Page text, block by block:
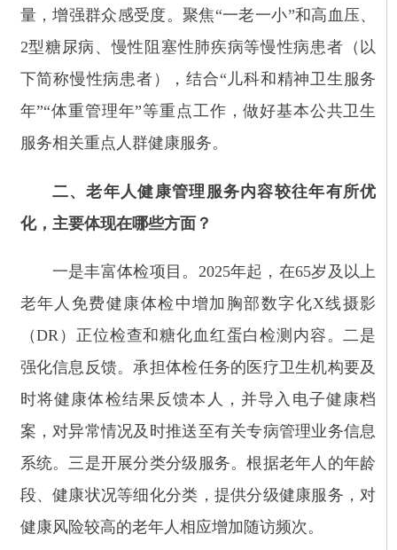
服务相关重点人群健康服务。
二、老年人健康管理服务内容较往年有所优
化，主要体现在哪些方面？
一是丰富体检项目。2025年起，在65岁及以上
老年人免费健康体检中增加胸部数字化X线摄影
强化信息反馈。承担体检任务的医疗卫生机构要及
时将健康体检结果反馈本人，并导入电子健康档
案，对异常情况及时推送至有关专病管理业务信息
健康风险较高的老年人相应增加随访频次。
三、强化慢性病患者基层连续服务有哪些举
一是分级连续服务。慢性病病情控制稳定的，
在基层医疗卫生机构依据服务规范开展健康服务和
随访；控制不稳定的，增加随访频次，根据病情需